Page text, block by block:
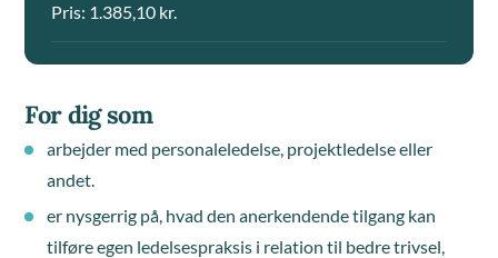
Pris: 1.385,10 kr.
For dig som
arbejder med personaleledelse, projektledelse eller
andet.
er nysgerrig på, hvad den anerkendende tilgang kan
tilføre egen ledelsespraksis i relation til bedre trivsel,